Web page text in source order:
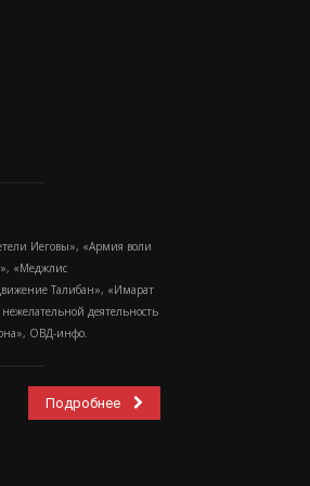
Иеговы», «Армия воли
«Меджлис
Талибан», «Имарат
деятельность
ОВД-инфо.
Подробнее